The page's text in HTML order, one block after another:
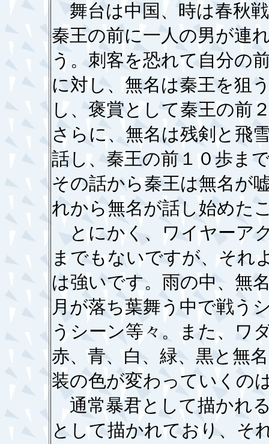
舞台は中国、時は春秋
秦王の前に一人の男が連
う。刺客を恐れて自分の
に対し、無名は秦王を狙
し、褒賞として秦王の前
さらに、無名は残剣と飛
話し、秦王の前１０歩ま
その話から秦王は無名が
れから無名が話し始めた
とにかく、ワイヤーア
までもないですが、それ
は強いです。雨の中、無
月が落ち葉舞う中で戦う
うシーン等々。また、ワ
赤、青、白、緑、黒と無
装の色が変わっていくの
通常暴君として描かれ
として描かれており、そ